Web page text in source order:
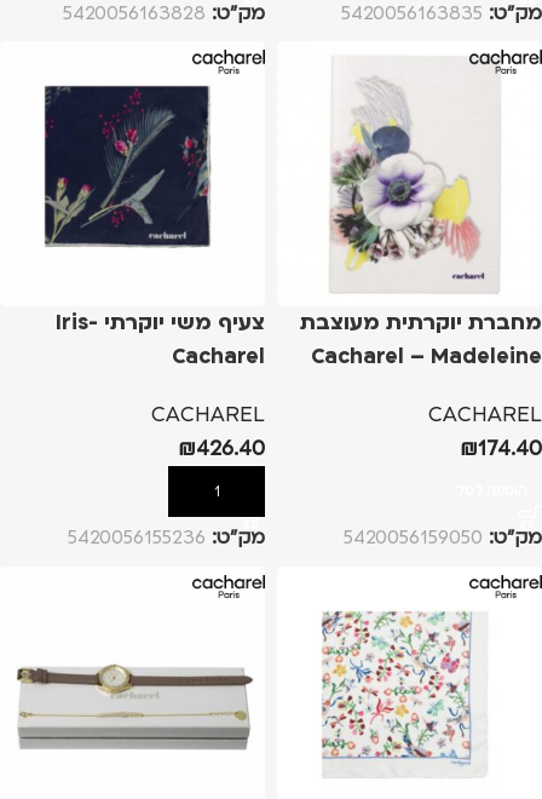
מק”ט: 5420056163835 מק”ט: 5420056163828
מחברת יוקרתית מעוצבת
Cacharel – Madeleine
CACHAREL
₪174.40
מק”ט: 5420056159050
צעיף משי יוקרתי Iris-
Cacharel
CACHAREL
₪426.40
הוספה לסל
מק”ט: 5420056155236